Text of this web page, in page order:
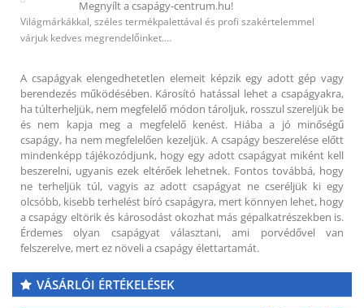
Megnyílt a csapágy-centrum.hu!
Világmárkákkal, széles termékpalettával és profi szakértelemmel
várjuk kedves megrendelőinket.…
A csapágyak elengedhetetlen elemeit képzik egy adott gép vagy
berendezés működésében. Károsító hatással lehet a csapágyakra,
ha túlterheljük, nem megfelelő módon tároljuk, rosszul szereljük be
és nem kapja meg a megfelelő kenést. Hiába a jó minőségű
csapágy, ha nem megfelelően kezeljük. A csapágy beszerelése előtt
mindenképp tájékozódjunk, hogy egy adott csapágyat miként kell
beszerelni, ugyanis ezek eltérőek lehetnek. Fontos továbbá, hogy
ne terheljük túl, vagyis az adott csapágyat ne cseréljük ki egy
olcsóbb, kisebb terhelést bíró csapágyra, mert könnyen lehet, hogy
a csapágy eltörik és károsodást okozhat más gépalkatrészekben is.
Érdemes olyan csapágyat választani, ami porvédővel van
felszerelve, mert ez növeli a csapágy élettartamát.
VÁSÁRLÓI ÉRTÉKELÉSEK